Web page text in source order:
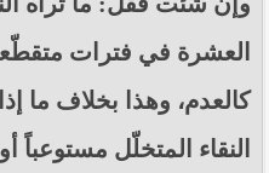
العشرة في فترات
كالعدم، وهذا بخلاف ما
النقاء المتخلّل